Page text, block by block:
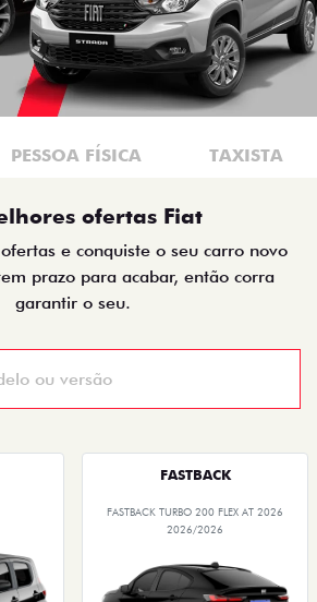
PESSOA FÍSICA TAXISTA
ofertas Fiat
e conquiste o seu carro novo
prazo para acabar, então corra
garantir o seu.
FASTBACK
FASTBACK TURBO 200 FLEX AT 2026
2026/2026